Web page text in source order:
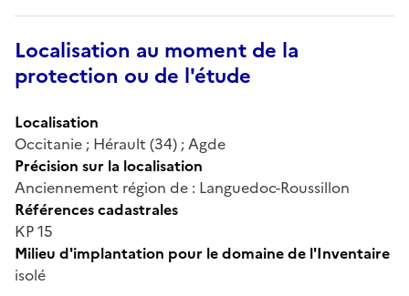
Localisation au moment de la
protection ou de l'étude
Localisation
Occitanie ; Hérault (34) ; Agde
Précision sur la localisation
Anciennement région de : Languedoc-Roussillon
Références cadastrales
KP 15
Milieu d'implantation pour le domaine de l'Inventaire
isolé